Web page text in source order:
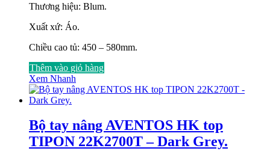
Thương hiệu: Blum.
Xuất xứ: Áo.
Chiều cao tủ: 450 – 580mm.
Thêm vào giỏ hàng
Xem Nhanh
Bộ tay nâng AVENTOS HK top
TIPON 22K2700T – Dark Grey.